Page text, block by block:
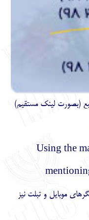
(بصورت لینک مستقیم)
.Using the
موبایل و تبلت نیز